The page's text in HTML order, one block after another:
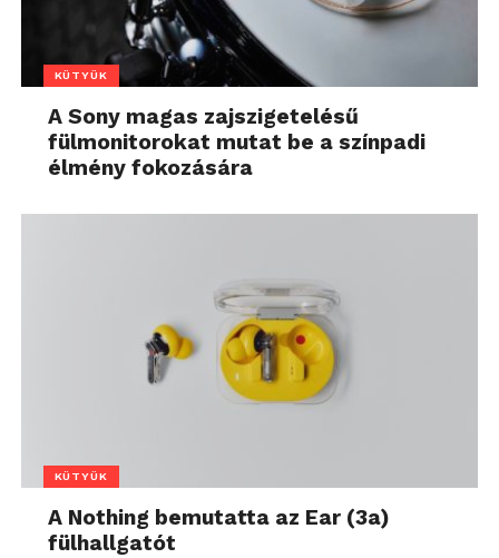
KÜTYÜK
A Sony magas zajszigetelésű
fülmonitorokat mutat be a színpadi
élmény fokozására
KÜTYÜK
A Nothing bemutatta az Ear (3a)
fülhallgatót